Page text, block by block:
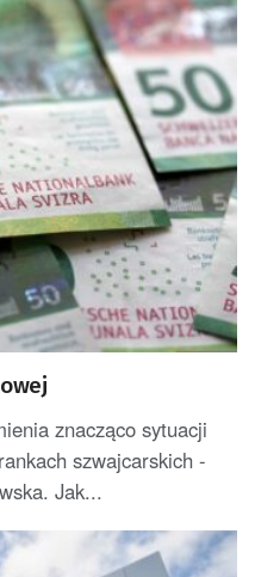
znacząco sytuacji
szwajcarskich -
Jak...